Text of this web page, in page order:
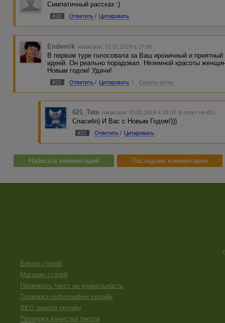
Симпатичный рассказ :)
#20 Ответить / Цитировать
Endemik написала 01.01.2019 в 17:08
В первом туре голосовала за Ваш ироничный и приятный
идеей. Он реально порадовал. Неземной красоты
Новым годом! Удачи!
#21 Ответить / Цитировать / Скрыть ветку
621_Tata написала 03.01.2019 в 18:33 в ответ на #21
Спасибо) И Вас с Новым Годом!)))
#22 Ответить / Цитировать
Написать комментарий Последние комментарии
Биржа статей
Магазин статей
Проверить текст на уникальность
Проверка орфографии онлайн
SEO анализ онлайн
Проверка качества текста